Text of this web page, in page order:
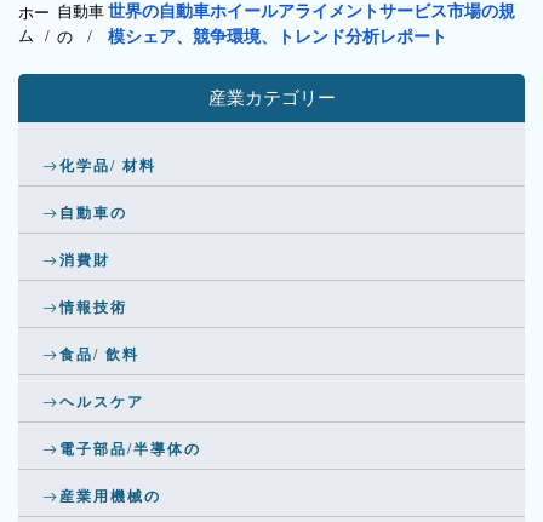
ホー
ム /
自動車
の/
世界の自動車ホイールアライメントサービス市場の規
模シェア、競争環境、トレンド分析レポート
産業カテゴリー
化学品/ 材料
自動車の
消費財
情報技術
食品/ 飲料
ヘルスケア
電子部品/半導体の
産業用機械の